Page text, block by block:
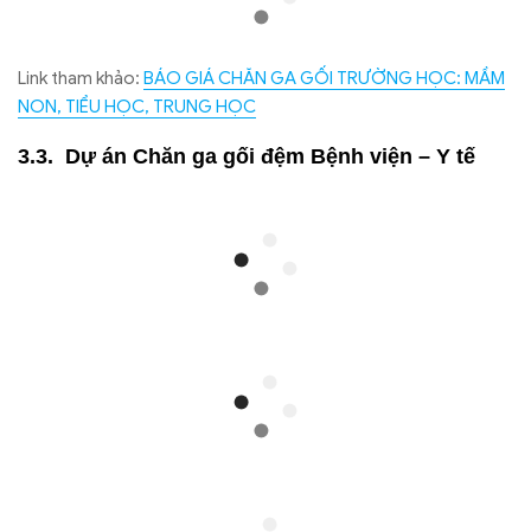
Link tham khảo: BÁO GIÁ CHĂN GA GỐI TRƯỜNG HỌC: MẦM
NON, TIỂU HỌC, TRUNG HỌC
Dự án Chăn ga gối đệm Bệnh viện – Y tế